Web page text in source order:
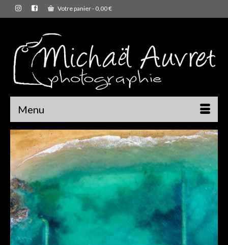
Votre panier- 0,00€
Menu